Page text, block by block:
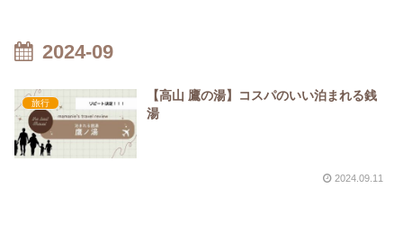
2024-09
旅行
【高山 鷹の湯】コスパのいい泊まれる銭
湯
2024.09.11